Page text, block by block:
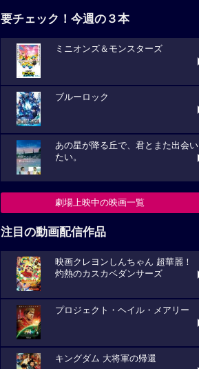
要チェック！今週の３本
ミニオンズ＆モンスターズ
ブルーロック
あの星が降る丘で、君とまた出会い
たい。
劇場上映中の映画一覧
注目の動画配信作品
映画クレヨンしんちゃん 超華麗！
灼熱のカスカベダンサーズ
プロジェクト・ヘイル・メアリー
キングダム 大将軍の帰還